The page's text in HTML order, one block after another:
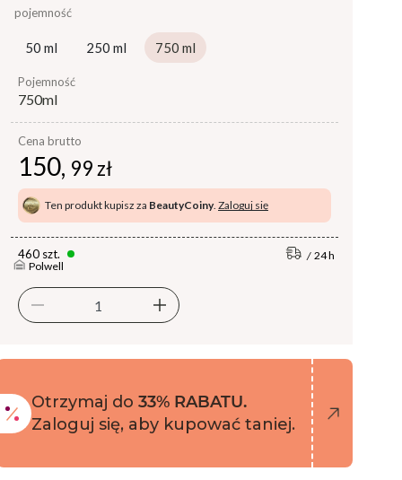
pojemność
50 ml 250 ml 750 ml
pojemność
750ml
Cena brutto
150, 99 zł
Ten produkt kupisz za BeautyCoiny. Zaloguj się
460 szt.
Polwell
24 h
Otrzymaj do 33% RABATU.
Zaloguj się, aby kupować taniej.